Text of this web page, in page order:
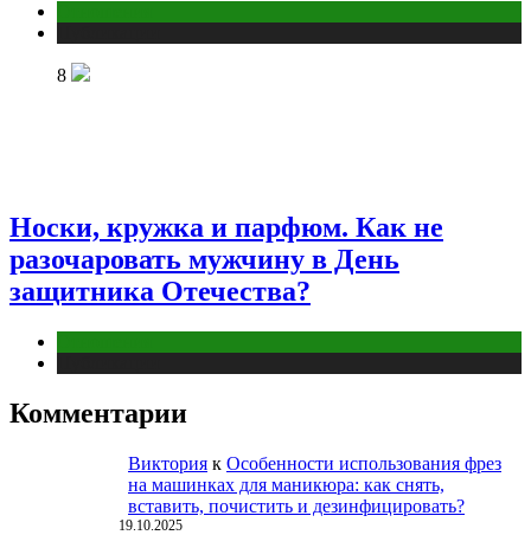
8
Носки, кружка и парфюм. Как не
разочаровать мужчину в День
защитника Отечества?
Комментарии
Виктория к Особенности использования фрез
на машинках для маникюра: как снять,
вставить, почистить и дезинфицировать?
19.10.2025